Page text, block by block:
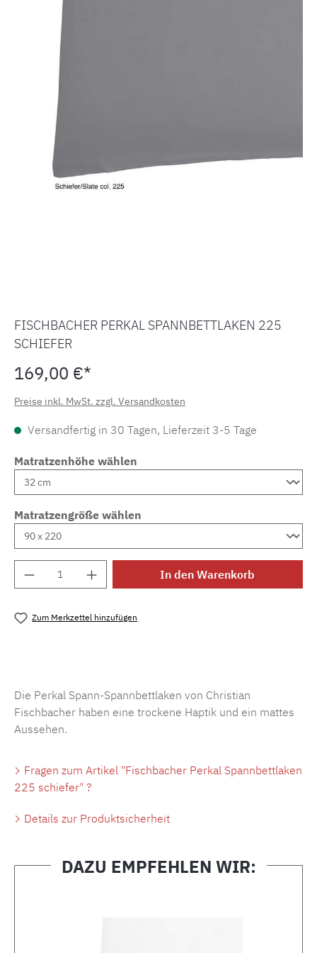
FISCHBACHER PERKAL SPANNBETTLAKEN 225
SCHIEFER
169,00 €*
Preise inkl. MwSt. zzgl. Versandkosten
Versandfertig in 30 Tagen, Lieferzeit 3-5 Tage
Matratzenhöhe wählen
Matratzengröße wählen
Produkt Anzahl: Gib den gewünschten
In den Warenkorb
Zum Merkzettel hinzufügen
Die Perkal Spann-Spannbettlaken von Christian
Fischbacher haben eine trockene Haptik und ein mattes
Aussehen.
Fragen zum Artikel "Fischbacher Perkal Spannbettlaken
225 schiefer" ?
Details zur Produktsicherheit
DAZU EMPFEHLEN WIR: